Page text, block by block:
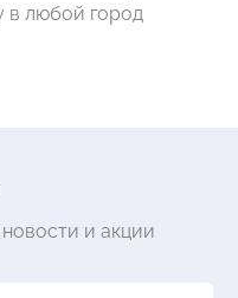
в любой город
и акции